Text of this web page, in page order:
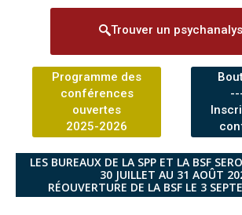
Trouver un
Programme des
conférences
ouvertes
2025-2026
LES BUREAUX DE LA SPP ET LA BSF
30 JUILLET AU 31 AOÛT
RÉOUVERTURE DE LA BSF LE 3